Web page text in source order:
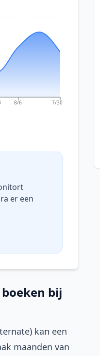
8/6 7/30
er een
boeken bij
kan een
maanden van